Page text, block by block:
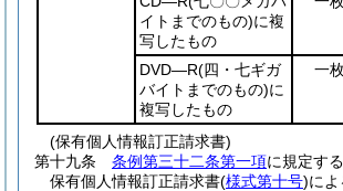
イトまでのもの)に複
写したもの
DVD―R(四・七ギガ
バイトまでのもの)に
複写したもの
一
(保有個人情報訂正請求書)
第十九条
条例第三十二条第一項に規定す
保有個人情報訂正請求書(様式第十号)によ